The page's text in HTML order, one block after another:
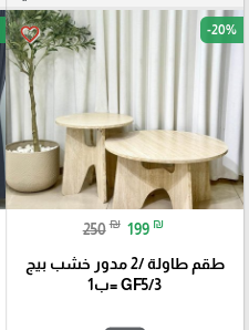
favorite_border -20%
250 ₪ 199 ₪
طقم طاولة /2 مدور خشب بيج
GF5/3 =ب1